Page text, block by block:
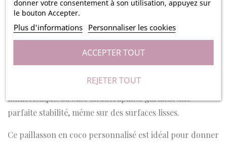
donner votre consentement à son utilisation, appuyez sur
le bouton Accepter.
Plus d'informations Personnaliser les cookies
REJETER TOUT
ACCEPTER TOUT
permettent de retenir efficacement la saleté et les débris,
tout en offrant une surface durable pour un usage
quotidien.
Gravé avec précision, le texte que vous choisissez rendra
message de bienvenue, d'un nom ou d'une phrase
humoristique. Sa base antidérapante garantit une
parfaite stabilité, même sur des surfaces lisses.
Ce paillasson en coco personnalisé est idéal pour donner